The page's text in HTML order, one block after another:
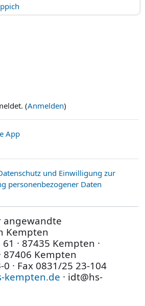
(Anmelden)
App
und Einwilligung zur
personenbezogener Daten
angewandte
Kempten
· 87435 Kempten ·
87406 Kempten
· Fax 0831/25 23-104
kempten.de · idt@hs-